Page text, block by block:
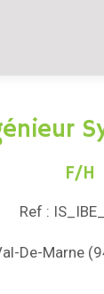
F/H
Ref :
De-Marne